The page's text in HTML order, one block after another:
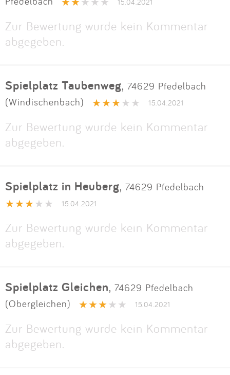
Zur Bewertung wurde kein Kommentar
abgegeben.
Spielplatz Taubenweg, 74629 Pfedelbach
(Windischenbach)
15.04.2021
Zur Bewertung wurde kein Kommentar
abgegeben.
Spielplatz in Heuberg, 74629 Pfedelbach
15.04.2021
Zur Bewertung wurde kein Kommentar
abgegeben.
Spielplatz Gleichen, 74629 Pfedelbach
(Obergleichen)
15.04.2021
Zur Bewertung wurde kein Kommentar
abgegeben.